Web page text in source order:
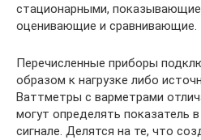
стационарными,
оценивающие и сравнивающие.
Перечисленные приборы
образом к нагрузке либо
Ваттметры с варметрами
могут определять показатель
сигнале. Делятся на те, что